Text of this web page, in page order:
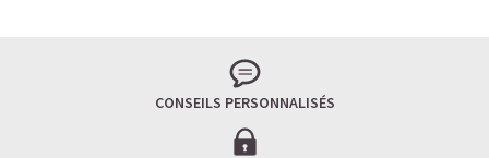
CONSEILS PERSONNALISÉS